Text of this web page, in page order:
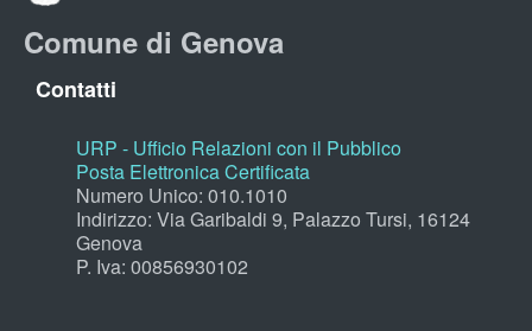
Comune di Genova
Contatti
URP - Ufficio Relazioni con il Pubblico
Posta Elettronica Certificata
Numero Unico: 010.1010
Indirizzo: Via Garibaldi 9, Palazzo Tursi, 16124
Genova
P. Iva: 00856930102